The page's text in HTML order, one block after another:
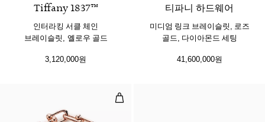
Tiffany 1837™
인터라킹 서클 체인
브레이슬릿, 옐로우 골드
3,120,000원
티파니 하드웨어
미디엄 링크 브레이슬릿, 로즈
골드, 다이아몬드 세팅
41,600,000원
라지 링크 브레이슬릿, 로즈 골드